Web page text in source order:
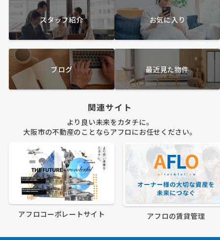
スタッフ紹介 お気に入り
ブログ 最近見た物件
関連サイト
より良い未来をカタチに。
大阪市の不動産のことならアフロにお任せください。
アフロコーポレートサイト アフロの賃貸管理